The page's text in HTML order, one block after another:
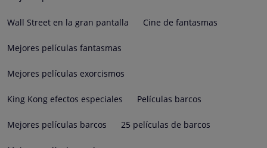
Wall Street en la gran pantalla Cine de fantasmas
Mejores películas fantasmas
Mejores películas exorcismos
King Kong efectos especiales Películas barcos
Mejores películas barcos 25 películas de barcos